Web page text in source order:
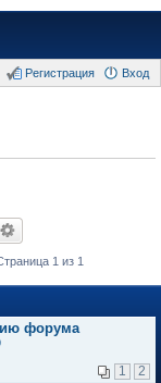
Вход
Регистрация
1 из 1
форума
1 2